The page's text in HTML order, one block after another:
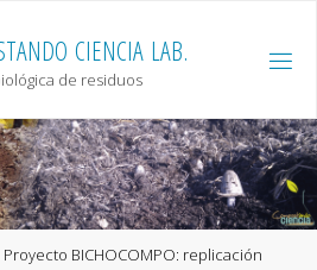
TANDO CIENCIA LAB.
de residuos
Proyecto BICHOCOMPO: replicación